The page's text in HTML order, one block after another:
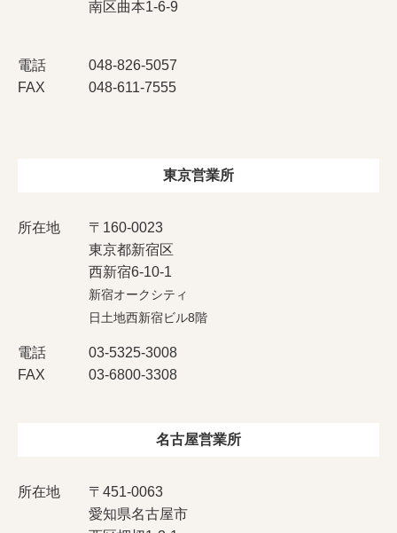
南区曲本1-6-9
電話
FAX
048-826-5057
048-611-7555
東京営業所
所在地
〒160-0023
東京都新宿区
西新宿6-10-1
新宿オークシティ
日土地西新宿ビル8階
電話
FAX
03-5325-3008
03-6800-3308
名古屋営業所
所在地
〒451-0063
愛知県名古屋市